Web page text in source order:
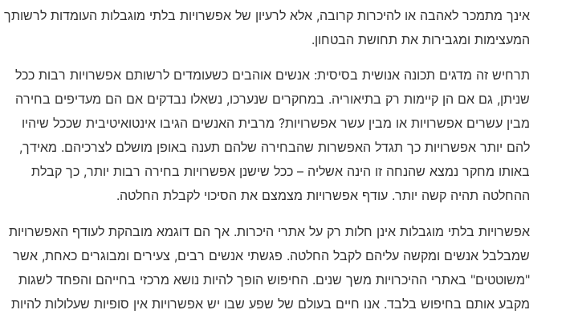
אינך מתמכר לאהבה או להיכרות קרובה, אלא לרעיון של אפשרויות בלתי מוגבלות העומדות לרשותך
המעצימות ומגבירות את תחושת הבטחון.
תרחיש זה מדגים תכונה אנושית בסיסית: אנשים אוהבים כשעומדים לרשותם אפשרויות רבות ככל
שניתן, גם אם הן קיימות רק בתיאוריה. במחקרים שנערכו, נשאלו נבדקים אם הם מעדיפים בחירה
מבין עשרים אפשרויות או מבין עשר אפשרויות? מרבית האנשים הגיבו אינטואיטיבית שככל שיהיו
להם יותר אפשרויות כך תגדל האפשרות שהבחירה שלהם תענה באופן מושלם לצרכיהם. מאידך,
באותו מחקר נמצא שהנחה זו הינה אשליה – ככל שישנן אפשרויות בחירה רבות יותר, כך קבלת
ההחלטה תהיה קשה יותר. עודף אפשרויות מצמצם את הסיכוי לקבלת החלטה.
אפשרויות בלתי מוגבלות אינן חלות רק על אתרי היכרות. אך הם דוגמא מובהקת לעודף האפשרויות
שמבלבל אנשים ומקשה עליהם לקבל החלטה. פגשתי אנשים רבים, צעירים ומבוגרים כאחת, אשר
"משוטטים" באתרי ההיכרויות משך שנים. החיפוש הופך להיות נושא מרכזי בחייהם והפחד לשגות
מקבע אותם בחיפוש בלבד. אנו חיים בעולם של שפע שבו יש אפשרויות אין סופיות שעלולות להיות